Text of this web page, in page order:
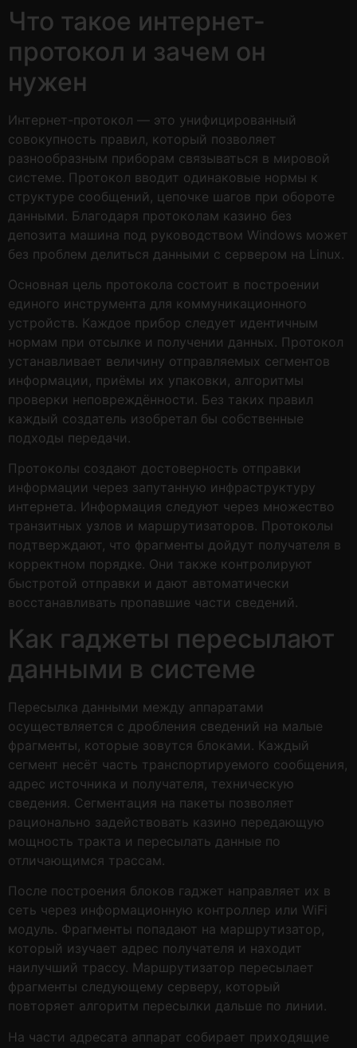
Что такое интернет-
протокол и зачем он
нужен
Интернет-протокол — это унифицированный
совокупность правил, который позволяет
разнообразным приборам связываться в мировой
системе. Протокол вводит одинаковые нормы к
структуре сообщений, цепочке шагов при обороте
данными. Благодаря протоколам казино без
депозита машина под руководством Windows может
без проблем делиться данными с сервером на Linux.
Основная цель протокола состоит в построении
единого инструмента для коммуникационного
устройств. Каждое прибор следует идентичным
нормам при отсылке и получении данных. Протокол
устанавливает величину отправляемых сегментов
информации, приёмы их упаковки, алгоритмы
проверки неповреждённости. Без таких правил
каждый создатель изобретал бы собственные
подходы передачи.
Протоколы создают достоверность отправки
информации через запутанную инфраструктуру
интернета. Информация следуют через множество
транзитных узлов и маршрутизаторов. Протоколы
подтверждают, что фрагменты дойдут получателя в
корректном порядке. Они также контролируют
быстротой отправки и дают автоматически
восстанавливать пропавшие части сведений.
Как гаджеты пересылают
данными в системе
Пересылка данными между аппаратами
осуществляется с дробления сведений на малые
фрагменты, которые зовутся блоками. Каждый
сегмент несёт часть транспортируемого сообщения,
адрес источника и получателя, техническую
сведения. Сегментация на пакеты позволяет
рационально задействовать казино передающую
мощность тракта и пересылать данные по
отличающимся трассам.
После построения блоков гаджет направляет их в
сеть через информационную контроллер или WiFi
модуль. Фрагменты попадают на маршрутизатор,
который изучает адрес получателя и находит
наилучший трассу. Маршрутизатор пересылает
фрагменты следующему серверу, который
повторяет алгоритм пересылки дальше по линии.
На части адресата аппарат собирает приходящие